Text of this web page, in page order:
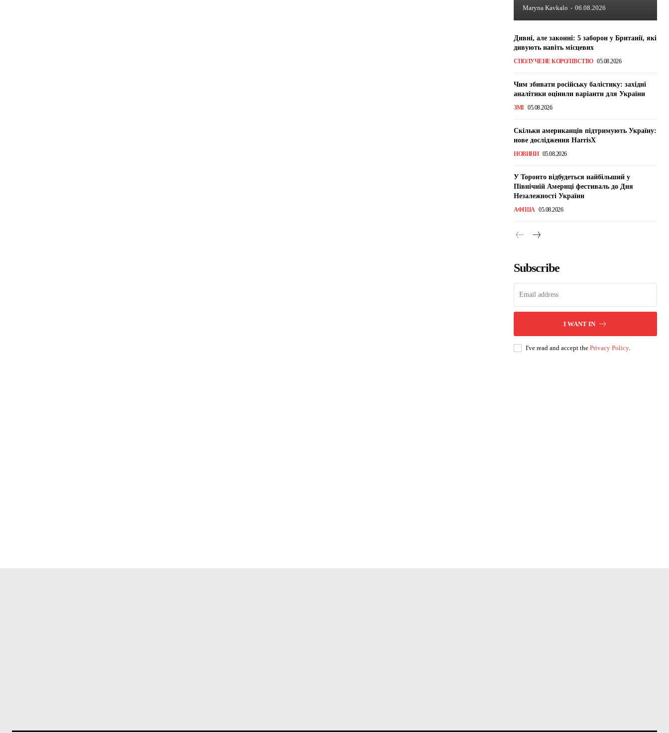
Maryna Kavkalo - 06.08.2026
Дивні, але законні: 5 заборон у Британії, які
дивують навіть місцевих
СПОЛУЧЕНЕ КОРОЛІВСТВО 05.08.2026
Чим збивати російську балістику: західні
аналітики оцінили варіанти для України
ЗМІ 05.08.2026
Скільки американців підтримують Україну:
нове дослідження HarrisX
НОВИНИ 05.08.2026
У Торонто відбудеться найбільший у
Північній Америці фестиваль до Дня
Незалежності України
АФІША 05.08.2026
Subscribe
I WANT IN
I've read and accept the Privacy Policy.